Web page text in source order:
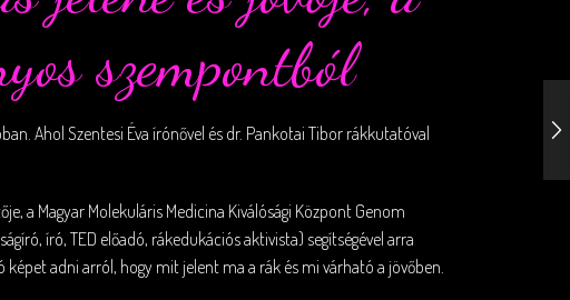
szempontból
Ahol Szentesi Éva írónővel és dr. Pankotai Tibor rákkutatóval
a Magyar Molekuláris Medicina Kiválósági Központ Genom
író, TED előadó, rákedukációs aktivista) segítségével arra
adni arról, hogy mit jelent ma a rák és mi várható a jövőben.